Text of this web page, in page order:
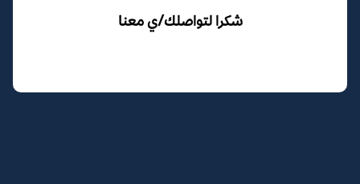
شكرا لتواصلك/ي معنا